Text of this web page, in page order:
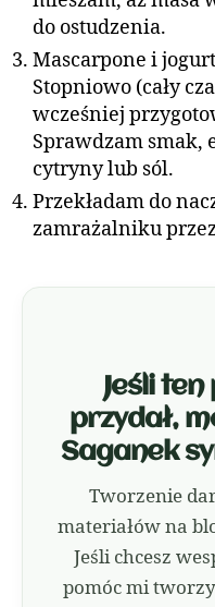
do ostudzenia.
Mascarpone i
Stopniowo (cały
wcześniej
Sprawdzam smak,
cytryny lub sól.
Przekładam do
zamrażalniku
Jeśli ten
przydał,
Saganek
Tworzenie
materiałów na
Jeśli chcesz
pomóc mi